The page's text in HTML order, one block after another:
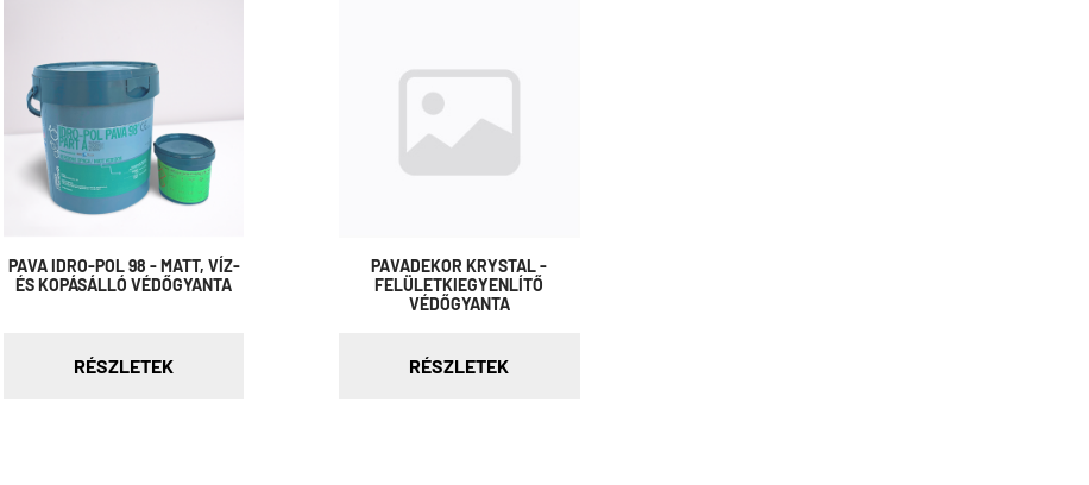
PAVA IDRO-POL 98 - MATT, VÍZ-
ÉS KOPÁSÁLLÓ VÉDŐGYANTA
RÉSZLETEK
PAVADEKOR KRYSTAL -
FELÜLETKIEGYENLÍTŐ
VÉDŐGYANTA
RÉSZLETEK